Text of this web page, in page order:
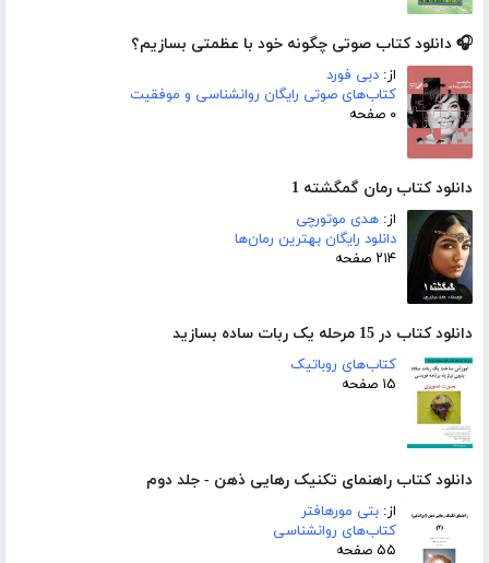
🎧 دانلود کتاب صوتی چگونه خود با عظمتی بسازیم؟
از: دبی فورد
کتاب‌های صوتی رایگان روانشناسی و موفقیت
۰ صفحه
دانلود کتاب رمان گمگشته 1
از: هدی موتورچی
دانلود رایگان بهترین رمان‌ها
۲۱۴ صفحه
دانلود کتاب در 15 مرحله یک ربات ساده بسازید
کتاب‌های روباتیک
۱۵ صفحه
دانلود کتاب راهنمای تکنیک رهایی ذهن - جلد دوم
از: بتی مورهافتر
کتاب‌های روانشناسی
۵۵ صفحه